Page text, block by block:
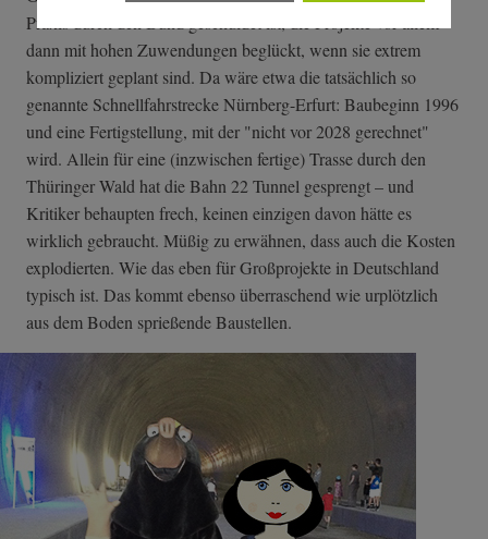
Praxis durch den Bund geschuldet ist, die Projekte vor allem
dann mit hohen Zuwendungen beglückt, wenn sie extrem
kompliziert geplant sind. Da wäre etwa die tatsächlich so
genannte Schnellfahrstrecke Nürnberg-Erfurt: Baubeginn 1996
und eine Fertigstellung, mit der "nicht vor 2028 gerechnet"
wird. Allein für eine (inzwischen fertige) Trasse durch den
Thüringer Wald hat die Bahn 22 Tunnel gesprengt – und
Kritiker behaupten frech, keinen einzigen davon hätte es
wirklich gebraucht. Müßig zu erwähnen, dass auch die Kosten
explodierten. Wie das eben für Großprojekte in Deutschland
typisch ist. Das kommt ebenso überraschend wie urplötzlich
aus dem Boden sprießende Baustellen.